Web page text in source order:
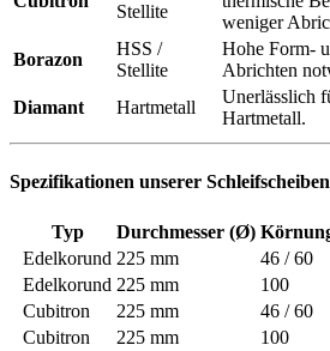
Stellite
weniger
Borazon
HSS /
Stellite
Hohe Form-
Abrichten
Diamant
Hartmetall
Unerlässlich
Hartmetall.
Spezifikationen unserer Schleifscheiben
Typ Durchmesser (Ø)
Edelkorund 225 mm 46 / 60
Edelkorund 225 mm 100
Cubitron
225 mm 46 / 60
Cubitron
225 mm 100